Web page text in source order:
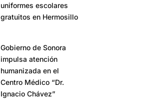
uniformes escolares
gratuitos en Hermosillo
Gobierno de Sonora
impulsa atención
humanizada en el
Centro Médico “Dr.
Ignacio Chávez”